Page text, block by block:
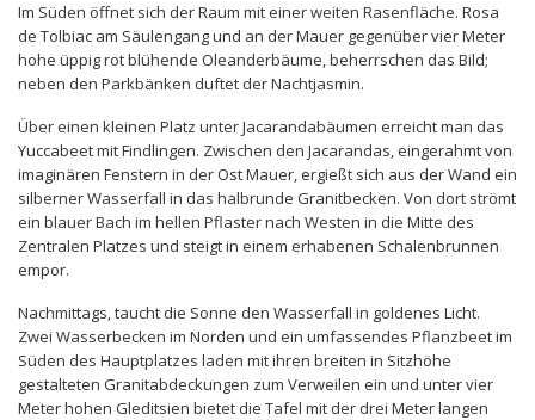
Im Süden öffnet sich der Raum mit einer weiten Rasenfläche. Rosa
de Tolbiac am Säulengang und an der Mauer gegenüber vier Meter
hohe üppig rot blühende Oleanderbäume, beherrschen das Bild;
neben den Parkbänken duftet der Nachtjasmin.
Über einen kleinen Platz unter Jacarandabäumen erreicht man das
Yuccabeet mit Findlingen. Zwischen den Jacarandas, eingerahmt von
imaginären Fenstern in der Ost Mauer, ergießt sich aus der Wand ein
silberner Wasserfall in das halbrunde Granitbecken. Von dort strömt
ein blauer Bach im hellen Pflaster nach Westen in die Mitte des
Zentralen Platzes und steigt in einem erhabenen Schalenbrunnen
empor.
Nachmittags, taucht die Sonne den Wasserfall in goldenes Licht.
Zwei Wasserbecken im Norden und ein umfassendes Pflanzbeet im
Süden des Hauptplatzes laden mit ihren breiten in Sitzhöhe
gestalteten Granitabdeckungen zum Verweilen ein und unter vier
Meter hohen Gleditsien bietet die Tafel mit der drei Meter langen